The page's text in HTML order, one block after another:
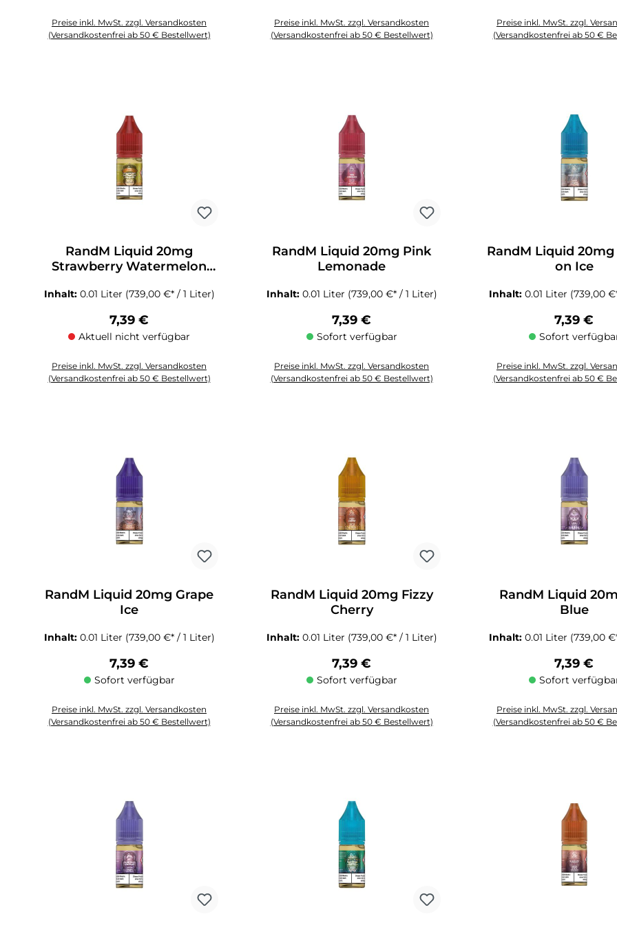
Preise inkl. MwSt. zzgl. Versandkosten
(Versandkostenfrei ab 50 € Bestellwert)
Preise inkl. MwSt. zzgl. Versandkosten
(Versandkostenfrei ab 50 € Bestellwert)
Preise inkl. MwSt. zzgl.
(Versandkostenfrei ab 50 €
RandM Liquid 20mg
Strawberry Watermelon
Inhalt: 0.01 Liter (739,00 €* / 1 Liter)
Regulärer Preis:
7,39 €
Aktuell nicht verfügbar
Preise inkl. MwSt. zzgl. Versandkosten
(Versandkostenfrei ab 50 € Bestellwert)
RandM Liquid 20mg Pink
Lemonade
Inhalt: 0.01 Liter (739,00 €* / 1 Liter)
Regulärer Preis:
7,39 €
Sofort verfügbar
Preise inkl. MwSt. zzgl. Versandkosten
(Versandkostenfrei ab 50 € Bestellwert)
RandM Liquid
on Ice
Inhalt: 0.01 Liter (739,00
Regulärer
7,39 €
Sofort
Preise inkl. MwSt. zzgl.
(Versandkostenfrei ab 50 €
RandM Liquid 20mg Grape
Ice
Inhalt: 0.01 Liter (739,00 €* / 1 Liter)
Regulärer Preis:
7,39 €
Sofort verfügbar
Preise inkl. MwSt. zzgl. Versandkosten
(Versandkostenfrei ab 50 € Bestellwert)
RandM Liquid 20mg Fizzy
Cherry
Inhalt: 0.01 Liter (739,00 €* / 1 Liter)
Regulärer Preis:
7,39 €
Sofort verfügbar
Preise inkl. MwSt. zzgl. Versandkosten
(Versandkostenfrei ab 50 € Bestellwert)
RandM Liquid
Blue
Inhalt: 0.01 Liter (739,00
Regulärer
7,39 €
Sofort
Preise inkl. MwSt. zzgl.
(Versandkostenfrei ab 50 €